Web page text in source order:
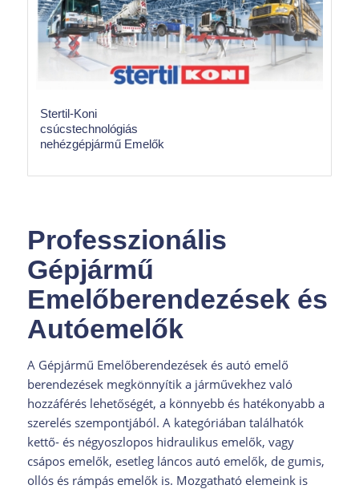
Stertil-Koni
csúcstechnológiás
nehézgépjármű Emelők
Professzionális
Gépjármű
Emelőberendezések és
Autóemelők
A Gépjármű Emelőberendezések és autó emelő
berendezések megkönnyítik a járművekhez való
hozzáférés lehetőségét, a könnyebb és hatékonyabb a
szerelés szempontjából. A kategóriában találhatók
kettő- és négyoszlopos hidraulikus emelők, vagy
csápos emelők, esetleg láncos autó emelők, de gumis,
ollós és rámpás emelők is. Mozgatható elemeink is